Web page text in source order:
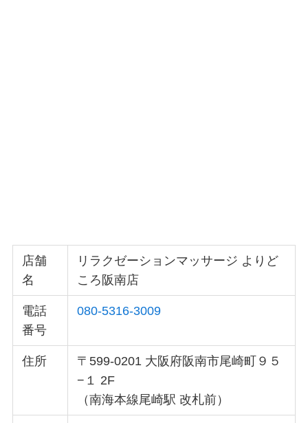
店舗
名
リラクゼーションマッサージ よりど
ころ阪南店
電話
番号
080-5316-3009
住所
〒599-0201 大阪府阪南市尾崎町９５
−１ 2F
（南海本線尾崎駅 改札前）